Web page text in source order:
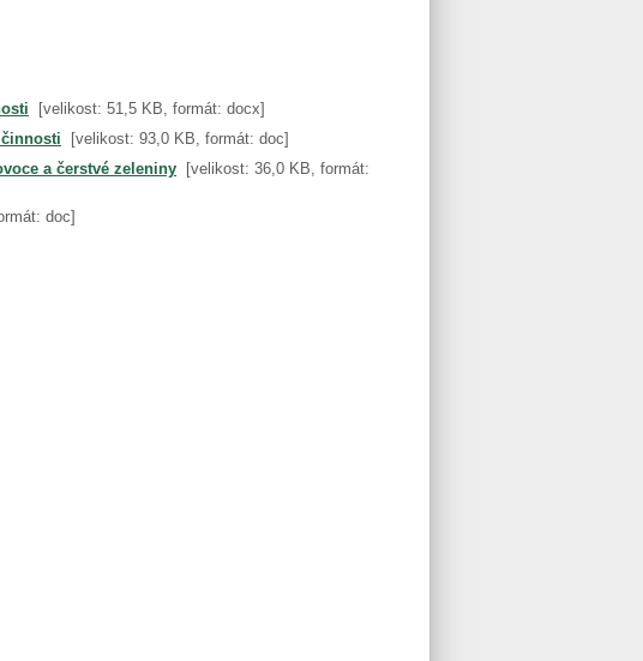
[velikost: 51,5 KB, formát: docx]
[velikost: 93,0 KB, formát: doc]
a čerstvé zeleniny
[velikost: 36,0 KB, formát:
doc]